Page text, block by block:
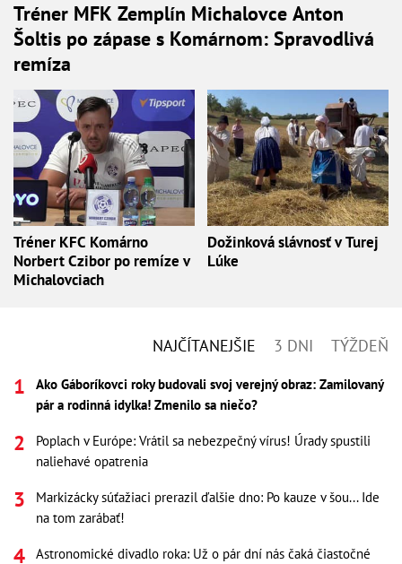
Tréner MFK Zemplín Michalovce Anton
Šoltis po zápase s Komárnom: Spravodlivá
remíza
Tréner KFC Komárno
Norbert Czibor po remíze v
Michalovciach
Dožinková slávnosť v Turej
Lúke
NAJČÍTANEJŠIE 3 DNI TÝŽDEŇ
Ako Gáboríkovci roky budovali svoj verejný obraz: Zamilovaný
pár a rodinná idylka! Zmenilo sa niečo?
Poplach v Európe: Vrátil sa nebezpečný vírus! Úrady spustili
naliehavé opatrenia
Markizácky súťažiaci prerazil ďalšie dno: Po kauze v šou... Ide
na tom zarábať!
Astronomické divadlo roka: Už o pár dní nás čaká čiastočné